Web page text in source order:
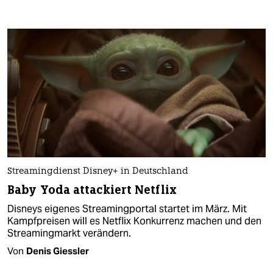
Streamingdienst Disney+ in Deutschland
Baby Yoda attackiert Netflix
Disneys eigenes Streamingportal startet im März. Mit
Kampfpreisen will es Netflix Konkurrenz machen und den
Streamingmarkt verändern.
Von Denis Giessler